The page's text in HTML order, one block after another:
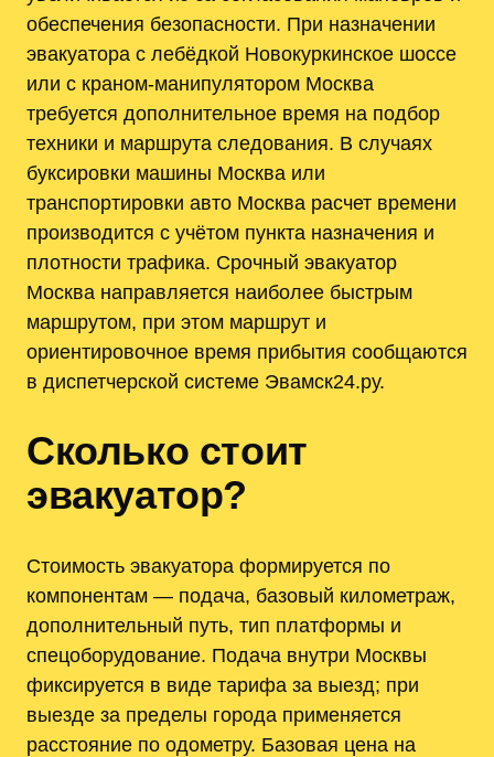
обеспечения безопасности. При назначении
эвакуатора с лебёдкой Новокуркинское шоссе
или с краном‑манипулятором Москва
требуется дополнительное время на подбор
техники и маршрута следования. В случаях
буксировки машины Москва или
транспортировки авто Москва расчет времени
производится с учётом пункта назначения и
плотности трафика. Срочный эвакуатор
Москва направляется наиболее быстрым
маршрутом, при этом маршрут и
ориентировочное время прибытия сообщаются
в диспетчерской системе Эвамск24.ру.
Сколько стоит
эвакуатор?
Стоимость эвакуатора формируется по
компонентам — подача, базовый километраж,
дополнительный путь, тип платформы и
спецоборудование. Подача внутри Москвы
фиксируется в виде тарифа за выезд; при
выезде за пределы города применяется
расстояние по одометру. Базовая цена на